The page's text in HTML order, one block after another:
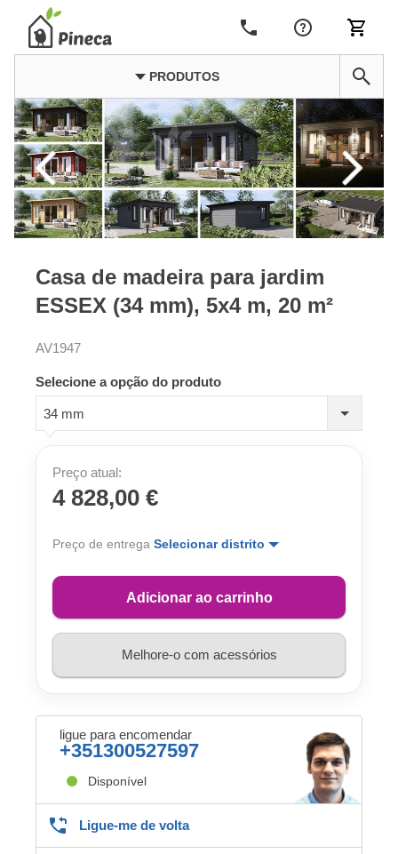
PRODUTOS
Casa de madeira para jardim
ESSEX (34 mm), 5x4 m, 20 m²
AV1947
Selecione a opção do produto
34 mm
Preço atual:
4 828,00 €
Preço de entrega Selecionar distrito
Adicionar ao carrinho
Melhore-o com acessórios
ligue para encomendar
+351300527597
Disponível
Ligue-me de volta